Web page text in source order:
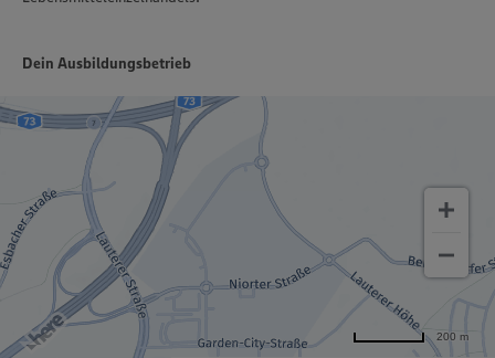
Dein Ausbildungsbetrieb
200 m